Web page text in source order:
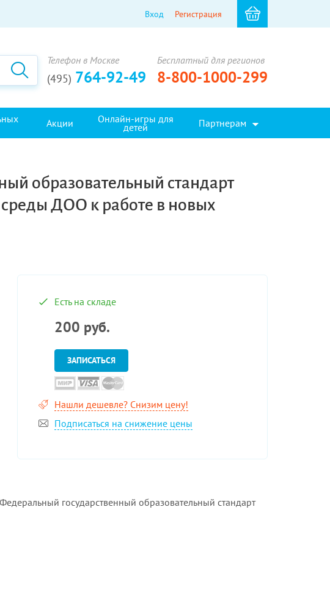
Вход Регистрация
Телефон в Москве
(495) 764-92-49
Бесплатный для регионов
8-800-1000-299
Акции Онлайн-игры для
детей Партнерам
образовательный стандарт
среды ДОО к работе в новых
Есть на складе
200 руб.
ЗАПИСАТЬСЯ
Нашли дешевле? Снизим цену!
Подписаться на снижение цены
государственный образовательный стандарт